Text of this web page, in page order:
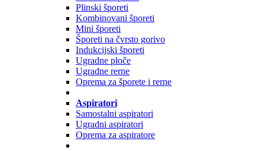
Plinski šporeti
Kombinovani šporeti
Mini šporeti
Šporeti na čvrsto gorivo
Indukcijski šporeti
Ugradne ploče
Ugradne rerne
Oprema za šporete i rerne
Aspiratori
Samostalni aspiratori
Ugradni aspiratori
Oprema za aspiratore